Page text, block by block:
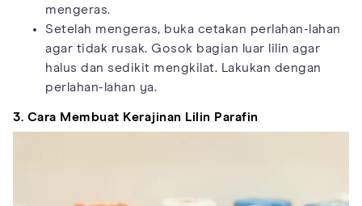
mengeras.
Setelah mengeras, buka cetakan perlahan-lahan
agar tidak rusak. Gosok bagian luar lilin agar
halus dan sedikit mengkilat. Lakukan dengan
perlahan-lahan ya.
3. Cara Membuat Kerajinan Lilin Parafin